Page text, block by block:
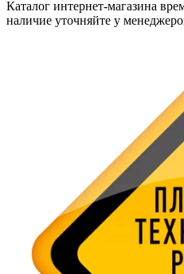
Каталог интернет-магазина
наличие уточняйте у